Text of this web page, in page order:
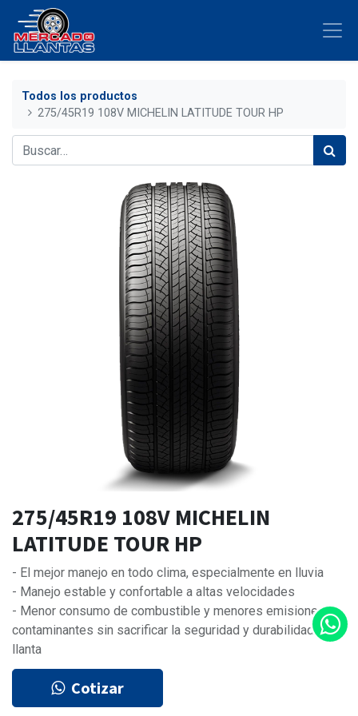
Todos los productos
275/45R19 108V MICHELIN LATITUDE TOUR HP
275/45R19 108V MICHELIN
LATITUDE TOUR HP
- El mejor manejo en todo clima, especialmente en lluvia
- Manejo estable y confortable a altas velocidades
- Menor consumo de combustible y menores emisiones
contaminantes sin sacrificar la seguridad y durabilidad de la
llanta
Cotizar